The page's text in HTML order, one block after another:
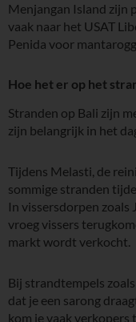
Menjangan Island zijn
vaak naar het USAT
Penida voor
Hoe het er op het
Stranden op Bali zijn
zijn belangrijk in het
Tijdens Melasti, de
sommige stranden
In vissersdorpen zoals
vroeg vissers
markt wordt verkocht.
Bij strandtempels
dat je een sarong
kom je vaak verkopers